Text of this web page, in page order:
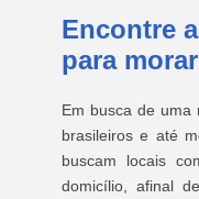
Encontre
para morar
Em busca de uma
brasileiros e até
buscam locais
domicílio, afinal